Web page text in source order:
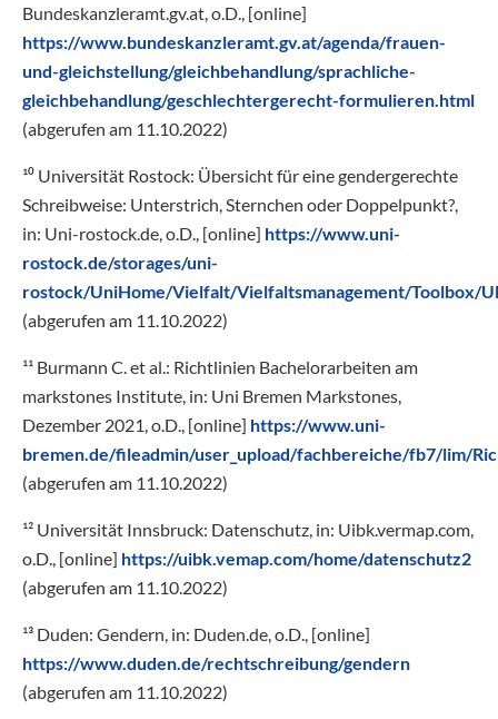
Bundeskanzleramt.gv.at, o.D., [online]
https://www.bundeskanzleramt.gv.at/agenda/frauen-
und-gleichstellung/gleichbehandlung/sprachliche-
gleichbehandlung/geschlechtergerecht-formulieren.html
(abgerufen am 11.10.2022)
¹⁰ Universität Rostock: Übersicht für eine gendergerechte
Schreibweise: Unterstrich, Sternchen oder Doppelpunkt?,
in: Uni-rostock.de, o.D., [online] https://www.uni-
rostock.de/storages/uni-
rostock/UniHome/Vielfalt/Vielfaltsmanagement/Toolbox/
(abgerufen am 11.10.2022)
¹¹ Burmann C. et al.: Richtlinien Bachelorarbeiten am
markstones Institute, in: Uni Bremen Markstones,
Dezember 2021, o.D., [online] https://www.uni-
bremen.de/fileadmin/user_upload/fachbereiche/fb7/lim/
(abgerufen am 11.10.2022)
¹² Universität Innsbruck: Datenschutz, in: Uibk.vermap.com,
o.D., [online] https://uibk.vemap.com/home/datenschutz2
(abgerufen am 11.10.2022)
¹³ Duden: Gendern, in: Duden.de, o.D., [online]
https://www.duden.de/rechtschreibung/gendern
(abgerufen am 11.10.2022)